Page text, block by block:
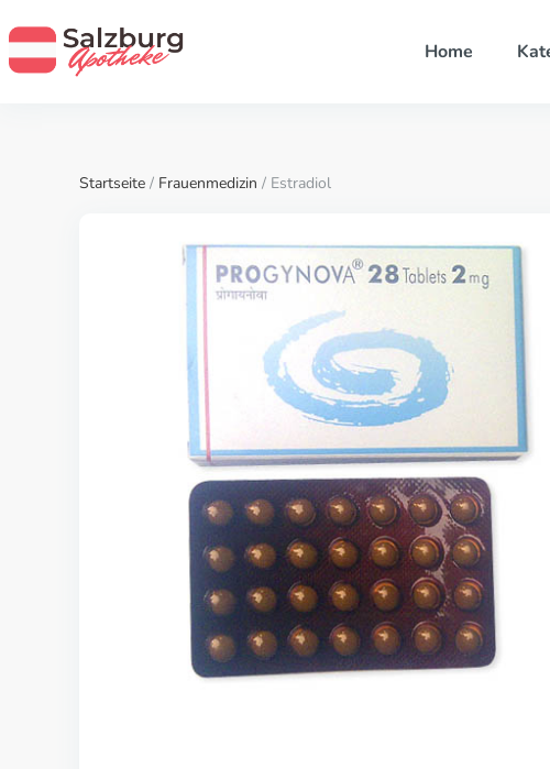
Home
Startseite / Frauenmedizin / Estradiol